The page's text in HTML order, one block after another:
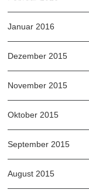
Januar 2016
Dezember 2015
November 2015
Oktober 2015
September 2015
August 2015